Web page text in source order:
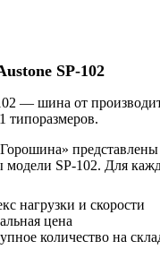
SP-102
— шина от
типоразмеров.
модели SP-102. Для
нагрузки и скорости
цена
количество на